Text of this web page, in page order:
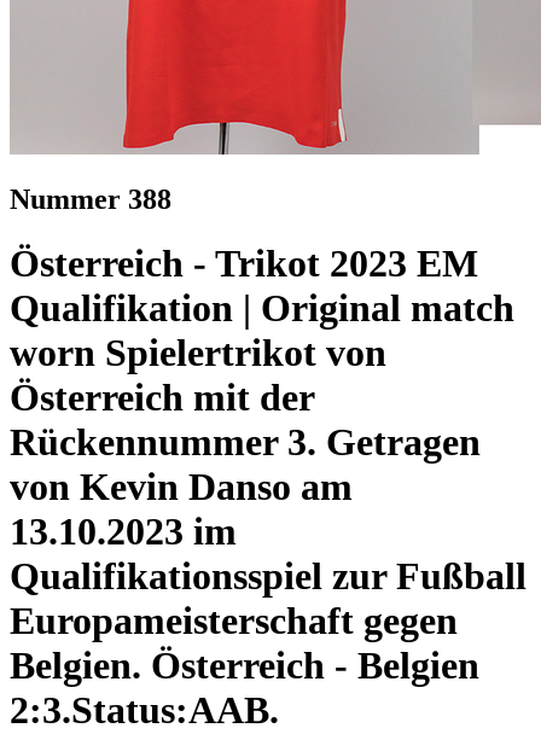
Nummer 388
Österreich - Trikot 2023 EM
Qualifikation | Original match
worn Spielertrikot von
Österreich mit der
Rückennummer 3. Getragen
von Kevin Danso am
13.10.2023 im
Qualifikationsspiel zur Fußball
Europameisterschaft gegen
Belgien. Österreich - Belgien
2:3.Status:AAB.